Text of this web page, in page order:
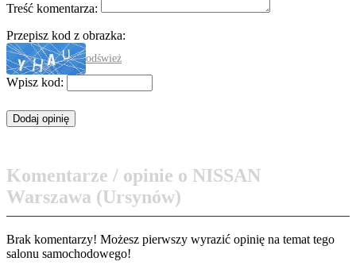
Treść komentarza:
Przepisz kod z obrazka:
odśwież
Wpisz kod:
Komentarze / opinie o NISSAN
Warszawa (Ursynów)
Brak komentarzy! Możesz pierwszy wyrazić opinię na temat tego
salonu samochodowego!